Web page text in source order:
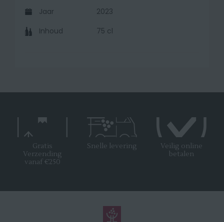
Jaar
2023
Inhoud
75 cl
Gratis
Verzending
vanaf €250
Snelle levering
Veilig online
betalen